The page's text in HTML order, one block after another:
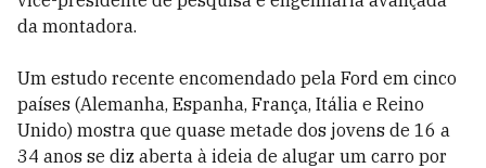
da montadora.
Um estudo recente encomendado pela Ford em cinco
países (Alemanha, Espanha, França, Itália e Reino
Unido) mostra que quase metade dos jovens de 16 a
34 anos se diz aberta à ideia de alugar um carro por